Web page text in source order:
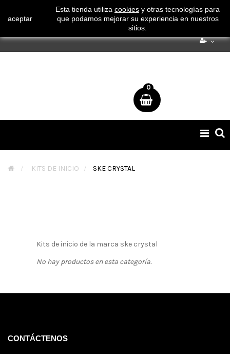
¡ Consigue tu envío gratuito por compras superiores a 50€
!
0
de
> KITS DE INICIO > SKE CRYSTAL
Kits de inicio de la marca ske crystal
No hay productos en esta categoría.
CONTÁCTENOS
aceptar
Esta tienda utiliza cookies y otras tecnologías para
que podamos mejorar su experiencia en nuestros
sitios.